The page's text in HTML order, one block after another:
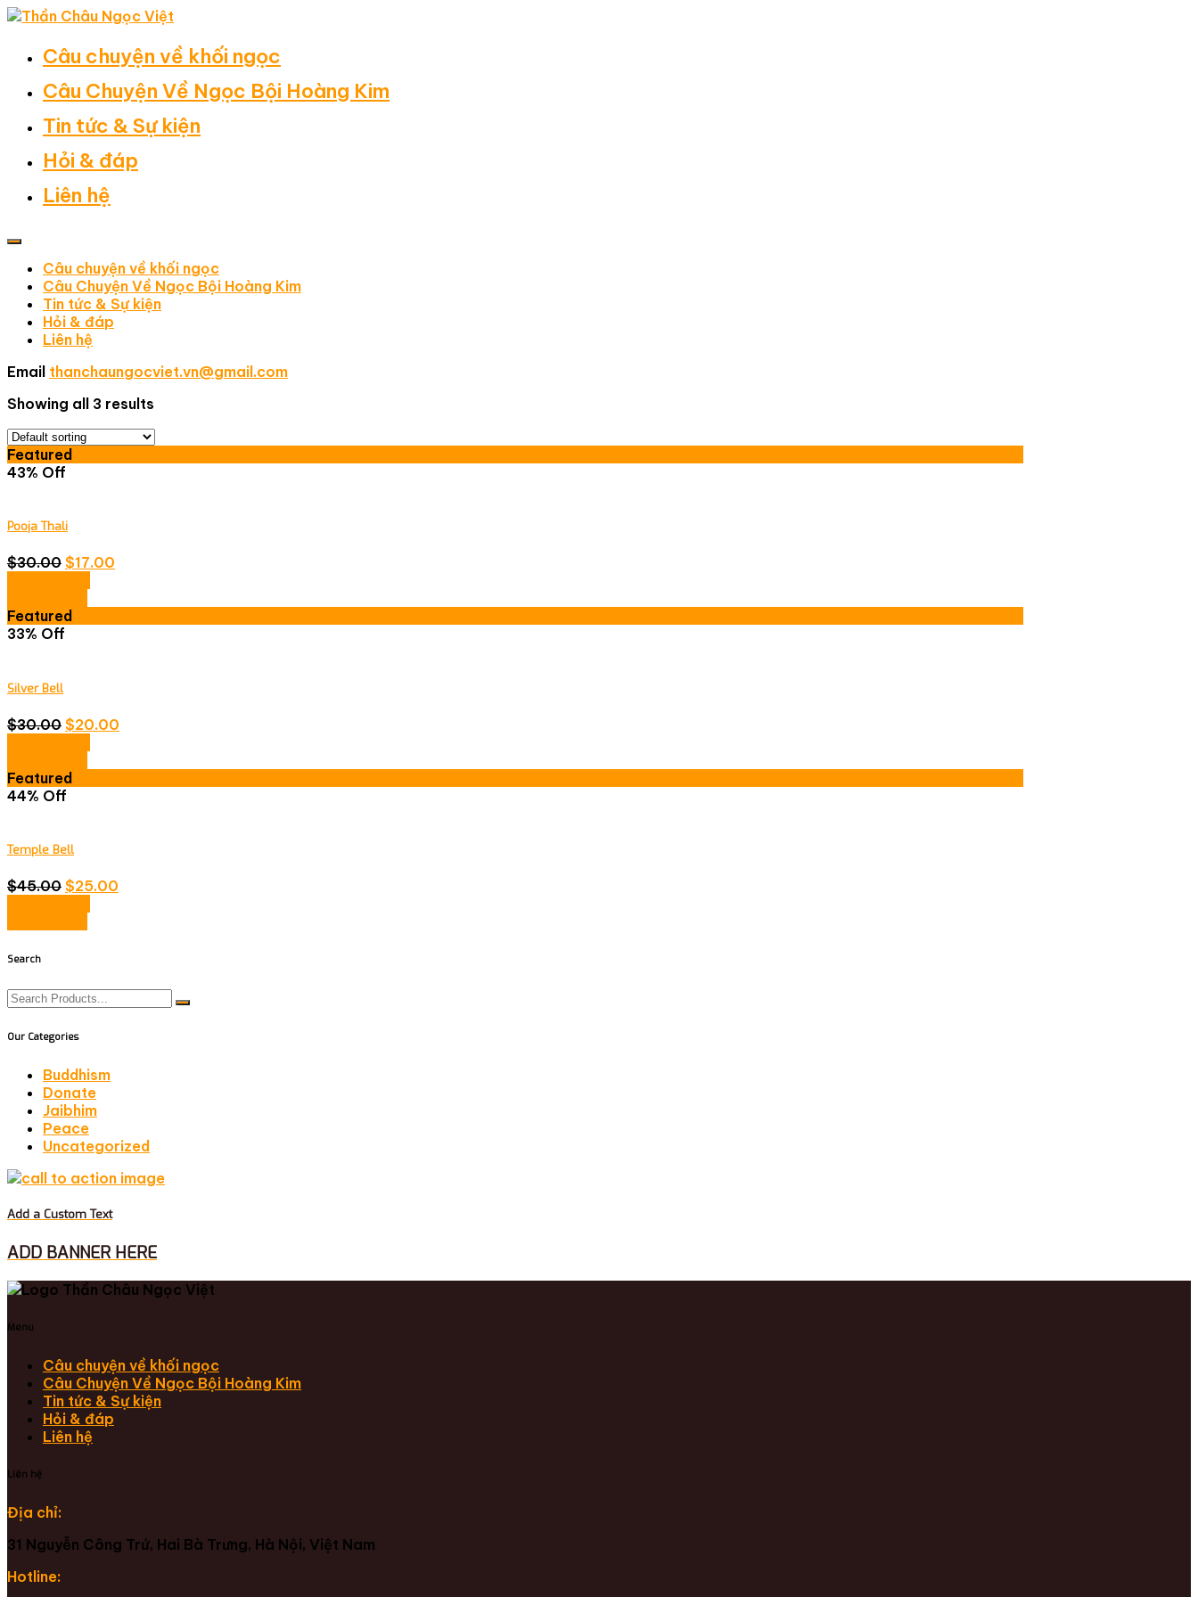
Câu chuyện về khối ngọc
Câu Chuyện Về Ngọc Bội Hoàng Kim
Tin tức & Sự kiện
Hỏi & đáp
Liên hệ
Câu chuyện về khối ngọc
Câu Chuyện Về Ngọc Bội Hoàng Kim
Tin tức & Sự kiện
Hỏi & đáp
Liên hệ
Email thanchaungocviet.vn@gmail.com
Showing all 3 results
Featured
43% Off
Pooja Thali
$30.00 $17.00
Featured
33% Off
Silver Bell
$30.00 $20.00
Featured
44% Off
Temple Bell
$45.00 $25.00
Search
Our Categories
Buddhism
Donate
Jaibhim
Peace
Uncategorized
Add a Custom Text
ADD BANNER HERE
Menu
Câu chuyện về khối ngọc
Câu Chuyện Về Ngọc Bội Hoàng Kim
Tin tức & Sự kiện
Hỏi & đáp
Liên hệ
Liên hệ
Địa chỉ:
31 Nguyễn Công Trứ, Hai Bà Trưng, Hà Nội, Việt Nam
Hotline: